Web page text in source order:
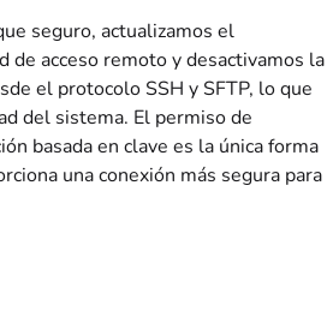
seguro, actualizamos el
de acceso remoto y desactivamos la
el protocolo SSH y SFTP, lo que
del sistema. El permiso de
basada en clave es la única forma
una conexión más segura para